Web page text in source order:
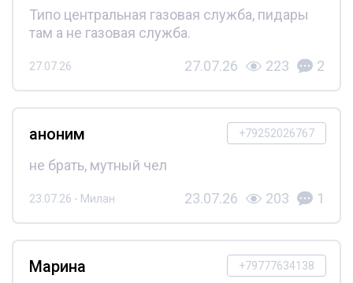
Типо центральная газовая служба, пидары
там а не газовая служба.
27.07.26 27.07.26 223 2
+79252026767
аноним
не брать, мутный чел
23.07.26 - Милан 23.07.26 203 1
+79777634138
Марина